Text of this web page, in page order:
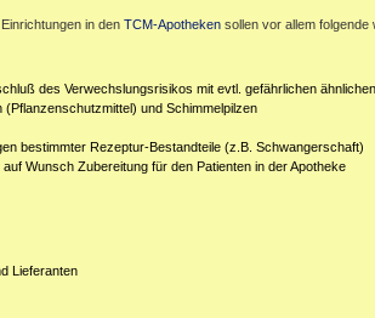
in den TCM-Apotheken sollen vor allem
des Verwechslungsrisikos mit evtl. gefährlichen
und Schimmelpilzen
bestimmter Rezeptur-Bestandteile (z.B. Schwangerschaft)
Wunsch Zubereitung für den Patienten in der Apotheke
Lieferanten